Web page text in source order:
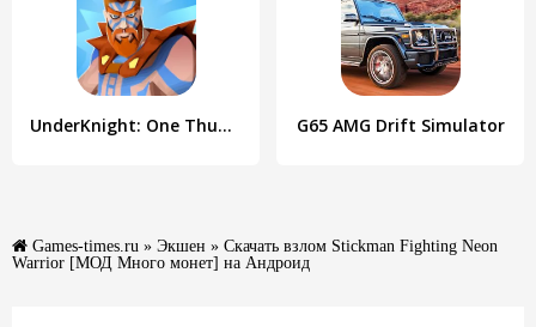
UnderKnight: One Thumb Warrior G65 AMG Drift Simulator
Games-times.ru » Экшен » Скачать взлом Stickman Fighting Neon
Warrior [МОД Много монет] на Андроид